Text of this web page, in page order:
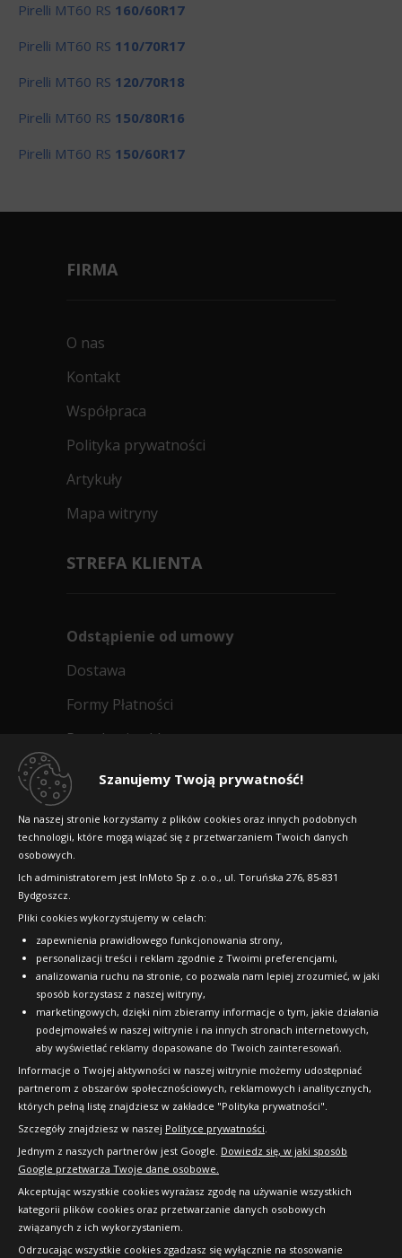
Szanujemy Twoją prywatność!
Na naszej stronie korzystamy z plików cookies oraz innych podobnych
technologii, które mogą wiązać się z przetwarzaniem Twoich danych
osobowych.
Ich administratorem jest InMoto Sp z .o.o., ul. Toruńska 276, 85-831
Bydgoszcz.
Pliki cookies wykorzystujemy w celach:
zapewnienia prawidłowego funkcjonowania strony,
personalizacji treści i reklam zgodnie z Twoimi preferencjami,
analizowania ruchu na stronie, co pozwala nam lepiej zrozumieć, w jaki
sposób korzystasz z naszej witryny,
marketingowych, dzięki nim zbieramy informacje o tym, jakie działania
podejmowałeś w naszej witrynie i na innych stronach internetowych,
aby wyświetlać reklamy dopasowane do Twoich zainteresowań.
Informacje o Twojej aktywności w naszej witrynie możemy udostępniać
partnerom z obszarów społecznościowych, reklamowych i analitycznych,
których pełną listę znajdziesz w zakładce "Polityka prywatności".
Szczegóły znajdziesz w naszej Polityce prywatności.
Jednym z naszych partnerów jest Google. Dowiedz się, w jaki sposób
Google przetwarza Twoje dane osobowe.
Akceptując wszystkie cookies wyrażasz zgodę na używanie wszystkich
kategorii plików cookies oraz przetwarzanie danych osobowych
związanych z ich wykorzystaniem.
Odrzucając wszystkie cookies zgadzasz się wyłącznie na stosowanie
Pirelli MT60 RS 160/60R17
Pirelli MT60 RS 110/70R17
Pirelli MT60 RS 120/70R18
Pirelli MT60 RS 150/80R16
Pirelli MT60 RS 150/60R17
FIRMA
O nas
Kontakt
Współpraca
Polityka prywatności
Artykuły
Mapa witryny
STREFA KLIENTA
Odstąpienie od umowy
Dostawa
Formy Płatności
Regulamin sklepu
Dlaczego warto kupić w 24opony.pl
Raty
FAQ
OFICJALNY PARTNER